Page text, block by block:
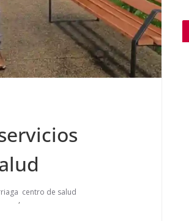
,
centro de salud